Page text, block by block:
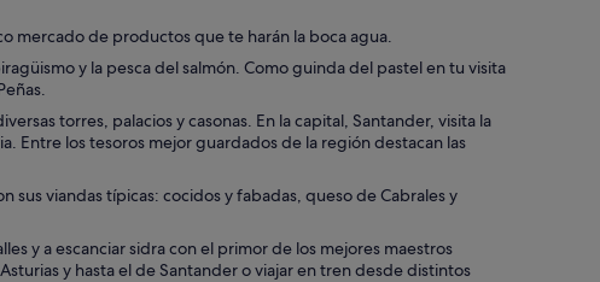
vegetación.
mercado de productos que te harán la boca agua.
y la pesca del salmón. Como guinda del pastel en tu visita
torres, palacios y casonas. En la capital, Santander, visita la
Entre los tesoros mejor guardados de la región destacan las
sus viandas típicas: cocidos y fabadas, queso de Cabrales y
y a escanciar sidra con el primor de los mejores maestros
y hasta el de Santander o viajar en tren desde distintos